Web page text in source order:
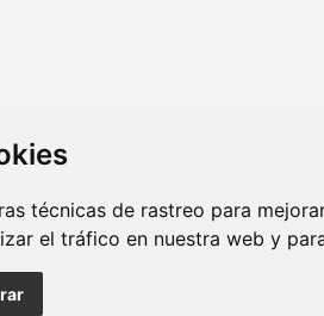
técnicas de rastreo para
el tráfico en nuestra web y
POLITICA DE COOKIES POLITICA DE